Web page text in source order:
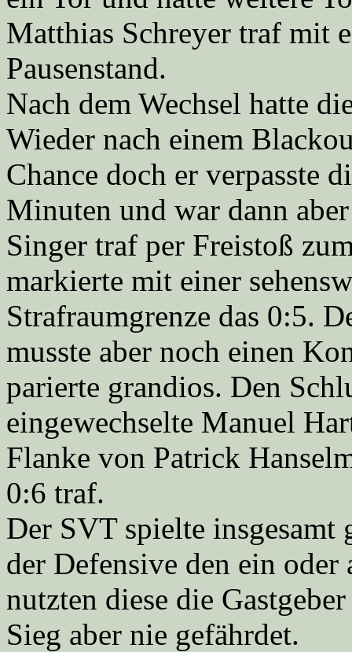
Matthias Schreyer traf mit
Pausenstand.
Nach dem Wechsel hatte
Wieder nach einem
Chance doch er verpasste
Minuten und war dann
Singer traf per Freistoß
markierte mit einer
Strafraumgrenze das 0:5.
musste aber noch einen
parierte grandios. Den
eingewechselte Manuel
Flanke von Patrick
0:6 traf.
Der SVT spielte insgesamt
der Defensive den ein
nutzten diese die
Sieg aber nie gefährdet.